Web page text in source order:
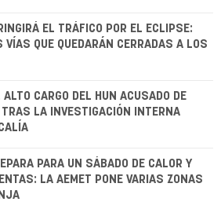
EL TRÁFICO POR EL ECLIPSE:
VÍAS QUE QUEDARÁN CERRADAS A LOS
CARGO DEL HUN ACUSADO DE
LA INVESTIGACIÓN INTERNA
PARA UN SÁBADO DE CALOR Y
LA AEMET PONE VARIAS ZONAS